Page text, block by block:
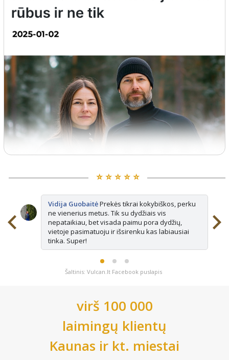
⭐️ ⭐️ ⭐️ ⭐️ ⭐️
Vidija GuobaitėPrekės tikrai kokybiškos, perku
ne vienerius metus. Tik su dydžiais vis
nepataikiau, bet visada paimu pora dydžių,
vietoje pasimatuoju ir išsirenku kas labiausiai
tinka. Super!
Šaltinis: Vulcan.lt Facebook puslapis
virš 100 000
laimingų klientų
Kaunas ir kt. miestai